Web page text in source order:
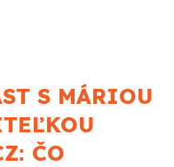
S MÁRIOU
ČO